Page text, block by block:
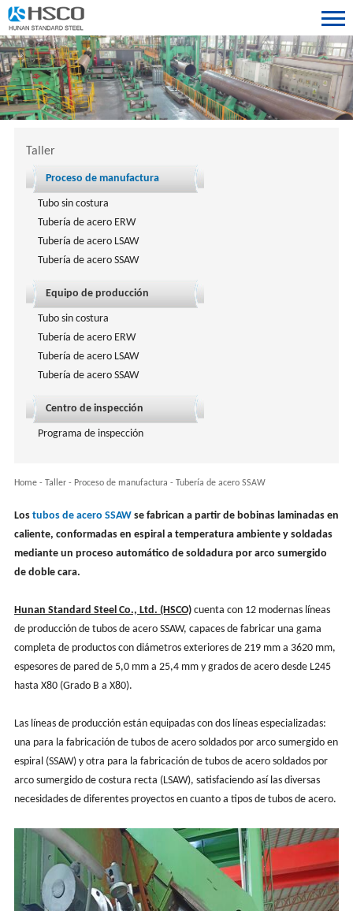
Taller
Proceso de manufactura
Tubo sin costura
Tubería de acero ERW
Tubería de acero LSAW
Tubería de acero SSAW
Equipo de producción
Tubo sin costura
Tubería de acero ERW
Tubería de acero LSAW
Tubería de acero SSAW
Centro de inspección
Programa de inspección
Home- Taller- Proceso de manufactura - Tubería de acero SSAW
Los tubos de acero SSAWse fabrican a partir de bobinas laminadas en
caliente, conformadas en espiral a temperatura ambiente y soldadas
mediante un proceso automático de soldadura por arco sumergido
de doble cara.
Hunan Standard Steel Co., Ltd. (HSCO)cuenta con 12 modernas líneas
de producción de tubos de acero SSAW, capaces de fabricar una gama
completa de productos con diámetros exteriores de 219 mm a 3620 mm,
espesores de pared de 5,0 mm a 25,4 mm y grados de acero desde L245
hasta X80 (Grado B a X80).
Las líneas de producción están equipadas con dos líneas especializadas:
una para la fabricación de tubos de acero soldados por arco sumergido en
espiral (SSAW) y otra para la fabricación de tubos de acero soldados por
arco sumergido de costura recta (LSAW), satisfaciendo así las diversas
necesidades de diferentes proyectos en cuanto a tipos de tubos de acero.